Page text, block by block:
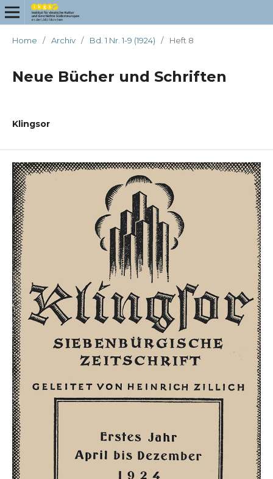
Home / Archiv / Bd. 1 Nr. 1-9 (1924) / Heft 8
Neue Bücher und Schriften
Klingsor